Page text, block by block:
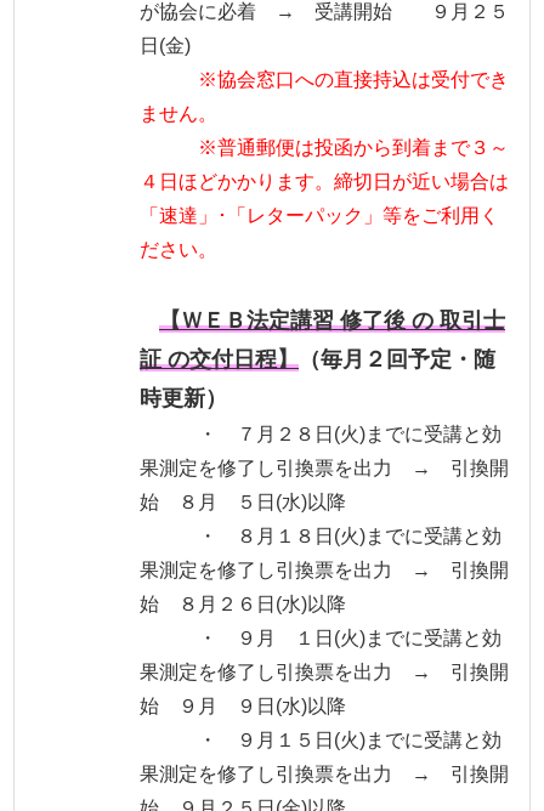
が協会に必着 → 受講開始 ９月２５
日(金)
※協会窓口への直接持込は受付でき
ません。
※普通郵便は投函から到着まで３～
４日ほどかかります。締切日が近い場合は
「速達」･「レターパック」等をご利用く
ださい。
【ＷＥＢ法定講習 修了後 の 取引士
証 の交付日程】（毎月２回予定・随
時更新）
・ ７月２８日(火)までに受講と効
果測定を修了し引換票を出力 → 引換開
始 ８月 ５日(水)以降
・ ８月１８日(火)までに受講と効
果測定を修了し引換票を出力 → 引換開
始 ８月２６日(水)以降
・ ９月 １日(火)までに受講と効
果測定を修了し引換票を出力 → 引換開
始 ９月 ９日(水)以降
・ ９月１５日(火)までに受講と効
果測定を修了し引換票を出力 → 引換開